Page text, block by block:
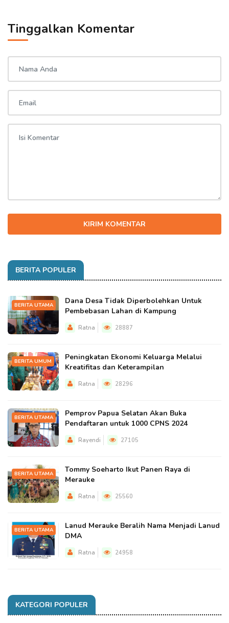
Tinggalkan Komentar
KIRIM KOMENTAR
BERITA POPULER
BERITA UTAMA
Dana Desa Tidak Diperbolehkan Untuk
Pembebasan Lahan di Kampung
Ratna 28887
BERITA UMUM
Peningkatan Ekonomi Keluarga Melalui
Kreatifitas dan Keterampilan
Ratna 28296
BERITA UTAMA
Pemprov Papua Selatan Akan Buka
Pendaftaran untuk 1000 CPNS 2024
Rayendi 27105
BERITA UTAMA
Tommy Soeharto Ikut Panen Raya di
Merauke
Ratna 25560
BERITA UTAMA
Lanud Merauke Beralih Nama Menjadi Lanud
DMA
Ratna 24958
KATEGORI POPULER